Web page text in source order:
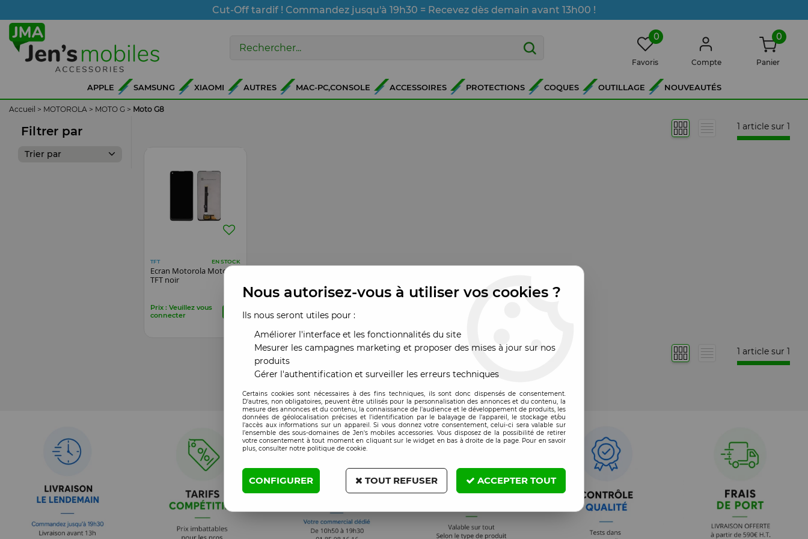
Cut-Off tardif ! Commandez jusqu'à 19h30 = Recevez dès demain avant 13h00 !
0
Favoris Compte
0
Panier
APPLE SAMSUNG XIAOMI AUTRES MAC-PC,CONSOLE ACCESSOIRES PROTECTIONS COQUES OUTILLAGE NOUVEAUTÉS
Accueil > MOTOROLA > MOTO G > Moto G8
Filtrer par
Trier par
1 article sur 1
TFT EN STOCK
Ecran Motorola Moto G8
TFT noir
Prix : Veuillez vous
connecter
1 article sur 1
Nous autorisez-vous à utiliser vos cookies ?
Ils nous seront utiles pour :
Améliorer l'interface et les fonctionnalités du site
Mesurer les campagnes marketing et proposer des mises à jour sur nos
produits
Gérer l'authentification et surveiller les erreurs techniques
Certains cookies sont nécessaires à des fins techniques, ils sont donc dispensés de consentement.
D'autres, non obligatoires, peuvent être utilisés pour la personnalisation des annonces et du contenu, la
mesure des annonces et du contenu, la connaissance de l'audience et le développement de produits, les
données de géolocalisation précises et l'identification par le balayage de l'appareil, le stockage et/ou
l'accès aux informations sur un appareil. Si vous donnez votre consentement, celui-ci sera valable sur
l’ensemble des sous-domaines de Jen's mobiles accessories. Vous disposez de la possibilité de retirer
votre consentement à tout moment en cliquant sur le widget en bas à droite de la page. Pour en savoir
plus, consulter notre politique de cookie.
CONFIGURER TOUT REFUSER ACCEPTER TOUT